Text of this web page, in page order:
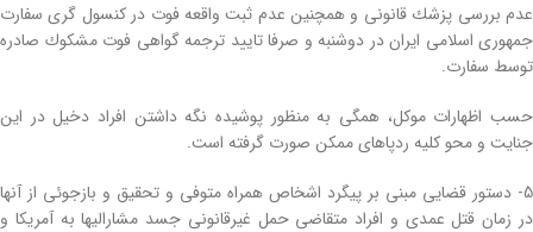
عدم بررسی پزشك قانونی و همچنین عدم ثبت واقعه فوت در كنسول گری سفارت
جمهوری اسلامی ایران در دوشنبه و صرفا تایید ترجمه گواهی فوت مشكوك صادره
توسط سفارت.
حسب اظهارات موكل، همگی به منظور پوشیده نگه داشتن افراد دخیل در این
جنایت و محو كلیه ردپاهای ممكن صورت گرفته است.
5- دستور قضایی مبنی بر پیگرد اشخاص همراه متوفی و تحقیق و بازجوئی از آنها
در زمان قتل عمدی و افراد متقاضی حمل غیرقانونی جسد مشارالیها به آمریكا و